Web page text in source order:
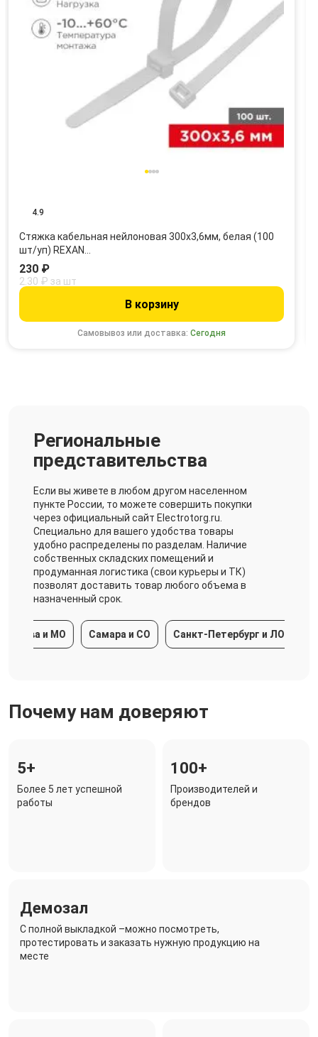
4.9
Стяжка кабельная нейлоновая 300x3,6мм, белая (100
шт/уп) REXAN…
Самовывоз или доставка:Сегодня
230 ₽
2.30 ₽ за шт
В корзину
Региональные
представительства
Если вы живете в любом другом населенном
пункте России, то можете совершить покупки
через официальный сайт Electrotorg.ru.
Специально для вашего удобства товары
удобно распределены по разделам. Наличие
собственных складских помещений и
продуманная логистика (свои курьеры и ТК)
позволят доставить товар любого объема в
назначенный срок.
и МО Самара и СО Санкт-Петербург и ЛО
Почему нам доверяют
5+
Более 5 лет успешной
работы
100+
Производителей и
брендов
Демозал
C полной выкладкой –можно посмотреть,
протестировать и заказать нужную продукцию на
месте